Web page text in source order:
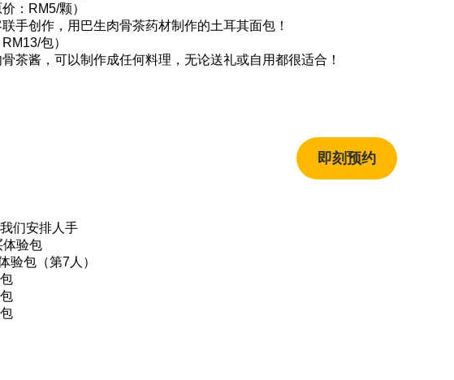
：RM5/颗）
手创作，用巴生肉骨茶药材制作的土耳其面包！
RM13/包）
茶酱，可以制作成任何料理，无论送礼或自用都很适合！
即刻预约
们安排人手
体验包
验包（第7人）